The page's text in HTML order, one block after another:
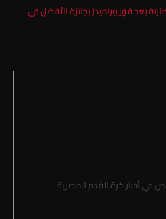
بعد فوز بيراميدز بجائزة الأفضل في
أخبار كرة القدم المصرية